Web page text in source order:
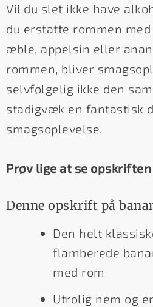
Vil du slet ikke have
du erstatte rommen
æble, appelsin eller
rommen, bliver
selvfølgelig ikke den
stadigvæk en fantastisk
smagsoplevelse.
Prøv lige at se opskriften
Denne opskrift på
Den helt
flamberede
med rom
Utrolig nem og